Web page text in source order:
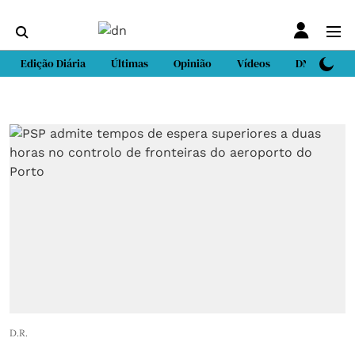
Edição Diária Últimas Opinião Vídeos DN Sport
D.R.